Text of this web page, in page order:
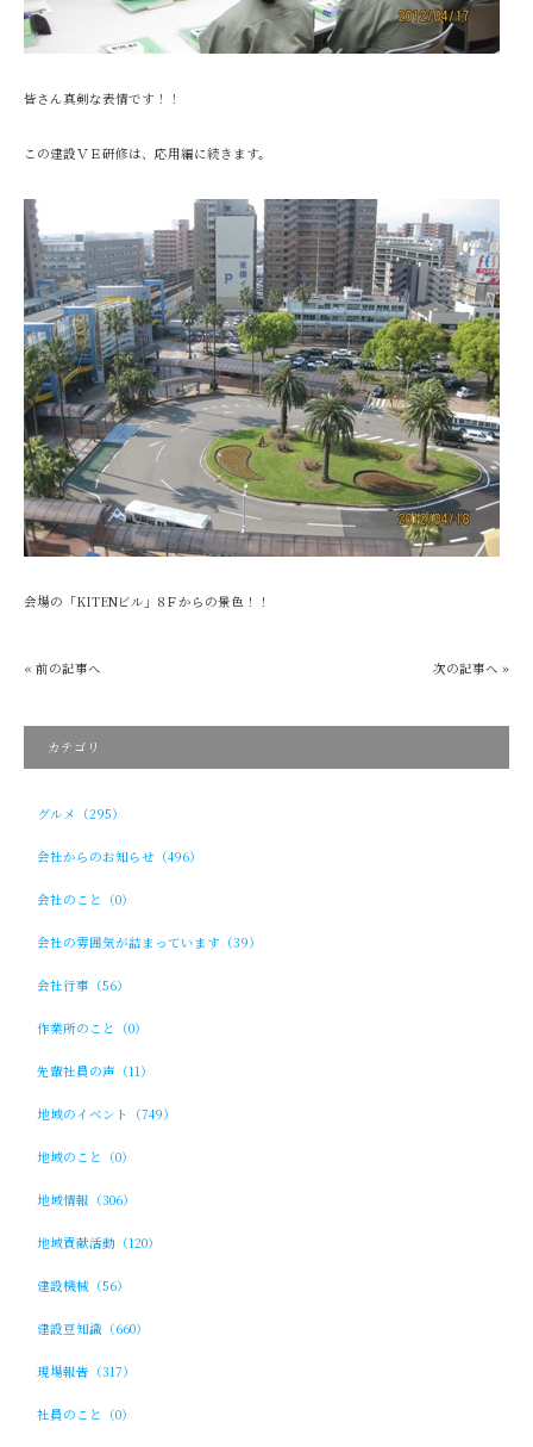
皆さん真剣な表情です！！
この建設ＶＥ研修は、応用編に続きます。
会場の「KITENビル」8Ｆからの景色！！
« 前の記事へ 次の記事へ »
カテゴリ
グルメ（295）
会社からのお知らせ（496）
会社のこと（0）
会社の雰囲気が詰まっています（39）
会社行事（56）
作業所のこと（0）
先輩社員の声（11）
地域のイベント（749）
地域のこと（0）
地域情報（306）
地域貢献活動（120）
建設機械（56）
建設豆知識（660）
現場報告（317）
社員のこと（0）